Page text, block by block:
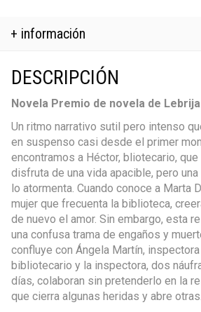
+ información
DESCRIPCIÓN
Novela Premio de novela de
Un ritmo narrativo sutil pero intenso
en suspenso casi desde el primer
encontramos a Héctor, bliotecario,
disfruta de una vida apacible, pero
lo atormenta. Cuando conoce a Marta
mujer que frecuenta la biblioteca,
de nuevo el amor. Sin embargo, esta
una confusa trama de engaños y
confluye con Ángela Martín,
bibliotecario y la inspectora, dos
días, colaboran sin pretenderlo en la
que cierra algunas heridas y abre otras.